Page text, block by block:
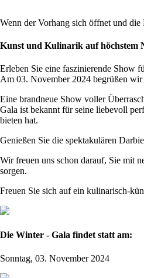
Wenn der Vorhang sich öffnet und
Kunst und Kulinarik auf höchstem
Erleben Sie eine faszinierende Show
Am 03. November 2024 begrüßen wir
Eine brandneue Show voller
Gala ist bekannt für seine liebevoll
bieten hat.
Genießen Sie die spektakulären
Wir freuen uns schon darauf, Sie mit
sorgen.
Freuen Sie sich auf ein kulinarisch-
Die Winter - Gala findet statt am:
Sonntag, 03. November 2024